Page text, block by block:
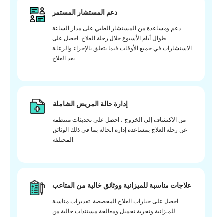
دعم المستشار المستمر
دعم ومساعدة من المستشار الطبي على مدار الساعة
طوال أيام الأسبوع خلال رحلة العلاج. احصل على
الاستشارات في جميع الأوقات فيما يتعلق بالإجراء والرعاية
بعد العلاج.
إدارة حالة المريض الشاملة
من الاكتشاف إلى الخروج ، احصل على تحديثات منتظمة
عن رحلة العلاج بمساعدة إدارة الحالة بما في ذلك الوثائق
المختلفة.
علاجات مناسبة للميزانية ووثائق خالية من المتاعب
احصل على خيارات العلاج المخصصة. تقديرات مناسبة
للميزانية وتجربة تحميل ومعالجة مستندات خالية من